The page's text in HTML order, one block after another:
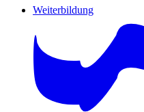
Weiterbildung